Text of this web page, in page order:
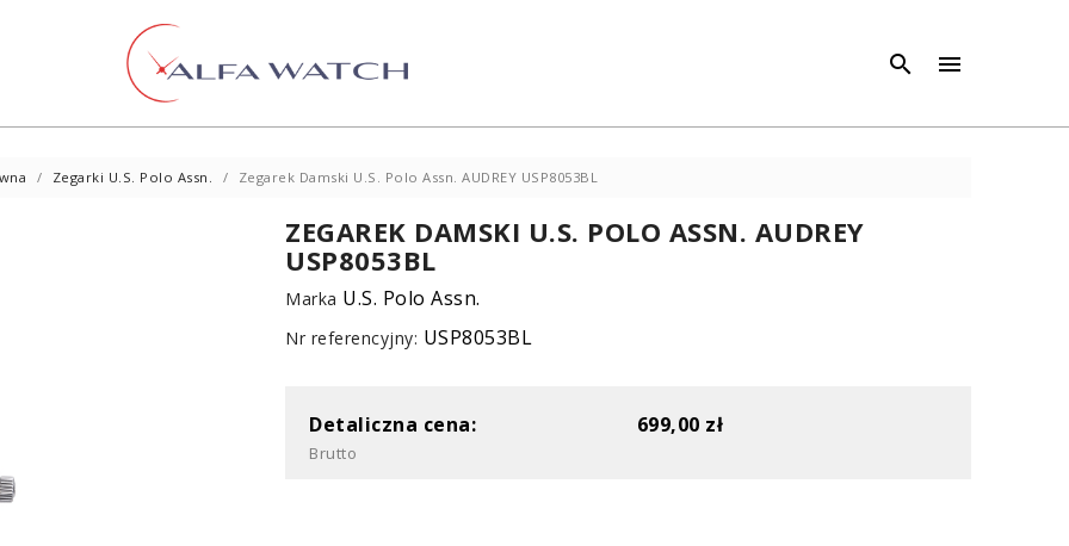
 
Zegarki U.S. Polo Assn. Zegarek Damski U.S. Polo Assn. AUDREY USP8053BL
ZEGAREK DAMSKI U.S. POLO ASSN. AUDREY
USP8053BL
Marka U.S. Polo Assn.
Nr referencyjny: USP8053BL
Detaliczna cena: 699,00 zł
Brutto